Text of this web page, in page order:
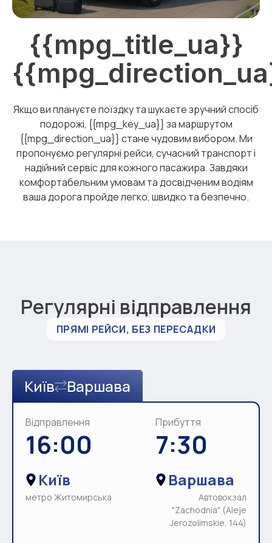
{{mpg_title_ua}}
Якщо ви плануєте поїздку та шукаєте зручний спосіб
подорожі, {{mpg_key_ua}} за маршрутом
{{mpg_direction_ua}} стане чудовим вибором. Ми
пропонуємо регулярні рейси, сучасний транспорт і
надійний сервіс для кожного пасажира. Завдяки
комфортабельним умовам та досвідченим водіям
ваша дорога пройде легко, швидко та безпечно.
Регулярні відправлення
ПРЯМІ РЕЙСИ, БЕЗ ПЕРЕСАДКИ
Київ Варшава
Відправлення
16:00
Київ
метро Житомирська
Прибуття
7:30
Варшава
Автовокзал
"Zachodnia" (Aleje
Jerozolimskie, 144)